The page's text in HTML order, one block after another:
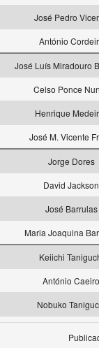
José Pedro
António
José Luís Miradouro
Celso Ponce
Henrique
José M. Vicente
Jorge Dores
David Jackson
José Barrulas
Maria Joaquina
Keiichi
António Caeiro
Nobuko